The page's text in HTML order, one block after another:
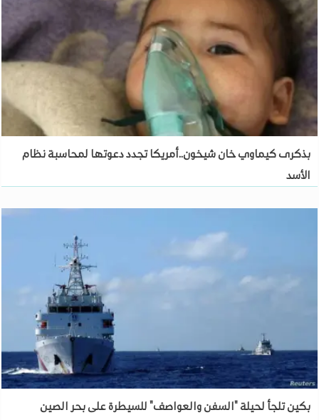
بذكرى كيماوي خان شيخون..أمريكا تجدد دعوتها لمحاسبة نظام
الأسد
بكين تلجأ لحيلة "السفن والعواصف" للسيطرة على بحر الصين